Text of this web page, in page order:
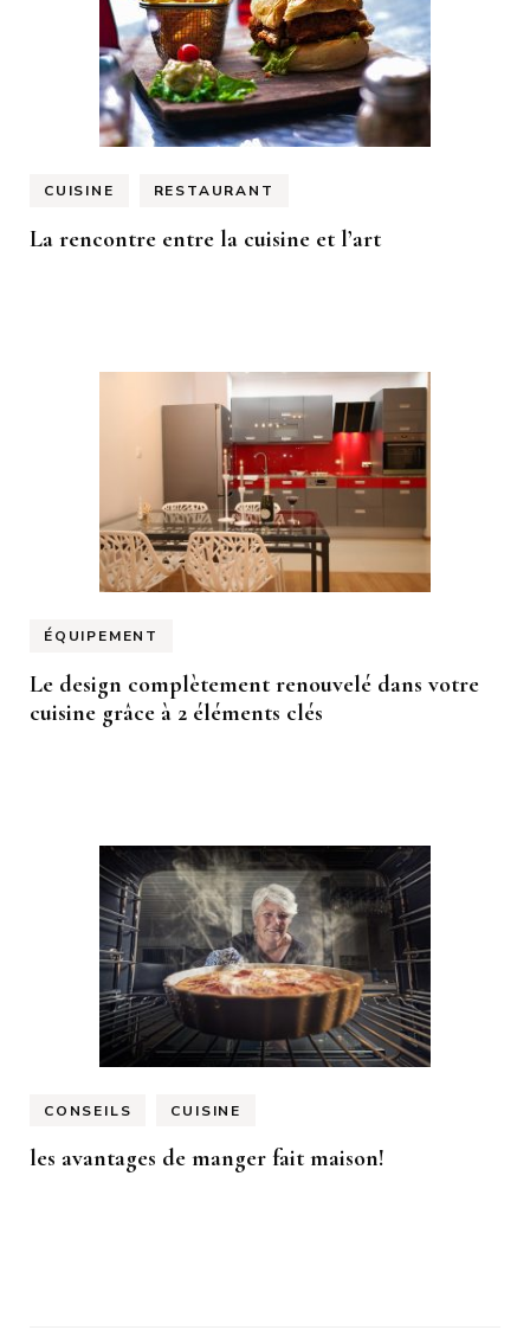
CUISINE RESTAURANT
La rencontre entre la cuisine et l’art
ÉQUIPEMENT
Le design complètement renouvelé dans votre
cuisine grâce à 2 éléments clés
CONSEILS CUISINE
les avantages de manger fait maison!